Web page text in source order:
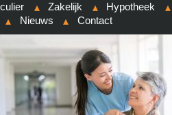
Zakelijk Hypotheek
Nieuws Contact